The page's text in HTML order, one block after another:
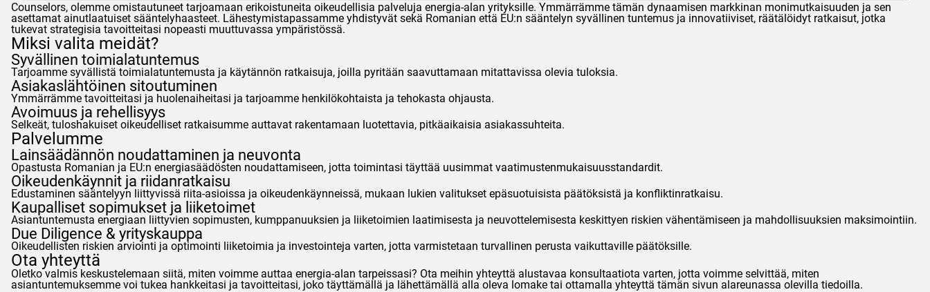
Counselors, olemme omistautuneet tarjoamaan erikoistuneita oikeudellisia palveluja energia-alan yrityksille. Ymmärrämme tämän dynaamisen markkinan monimutkaisuuden ja sen
asettamat ainutlaatuiset sääntelyhaasteet. Lähestymistapassamme yhdistyvät sekä Romanian että EU:n sääntelyn syvällinen tuntemus ja innovatiiviset, räätälöidyt ratkaisut, jotka
tukevat strategisia tavoitteitasi nopeasti muuttuvassa ympäristössä.
Miksi valita meidät?
Syvällinen toimialatuntemus
Tarjoamme syvällistä toimialatuntemusta ja käytännön ratkaisuja, joilla pyritään saavuttamaan mitattavissa olevia tuloksia.
Asiakaslähtöinen sitoutuminen
Ymmärrämme tavoitteitasi ja huolenaiheitasi ja tarjoamme henkilökohtaista ja tehokasta ohjausta.
Avoimuus ja rehellisyys
Selkeät, tuloshakuiset oikeudelliset ratkaisumme auttavat rakentamaan luotettavia, pitkäaikaisia asiakassuhteita.
Palvelumme
Lainsäädännön noudattaminen ja neuvonta
Opastusta Romanian ja EU:n energiasäädösten noudattamiseen, jotta toimintasi täyttää uusimmat vaatimustenmukaisuusstandardit.
Oikeudenkäynnit ja riidanratkaisu
Edustaminen sääntelyyn liittyvissä riita-asioissa ja oikeudenkäynneissä, mukaan lukien valitukset epäsuotuisista päätöksistä ja konfliktinratkaisu.
Kaupalliset sopimukset ja liiketoimet
Asiantuntemusta energiaan liittyvien sopimusten, kumppanuuksien ja liiketoimien laatimisesta ja neuvottelemisesta keskittyen riskien vähentämiseen ja mahdollisuuksien maksimointiin.
Due Diligence & yrityskauppa
Oikeudellisten riskien arviointi ja optimointi liiketoimia ja investointeja varten, jotta varmistetaan turvallinen perusta vaikuttaville päätöksille.
Ota yhteyttä
Oletko valmis keskustelemaan siitä, miten voimme auttaa energia-alan tarpeissasi? Ota meihin yhteyttä alustavaa konsultaatiota varten, jotta voimme selvittää, miten
asiantuntemuksemme voi tukea hankkeitasi ja tavoitteitasi, joko täyttämällä ja lähettämällä alla oleva lomake tai ottamalla yhteyttä tämän sivun alareunassa olevilla tiedoilla.